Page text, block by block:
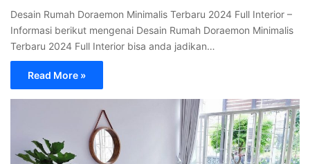
Desain Rumah Doraemon Minimalis Terbaru 2024 Full Interior –
Informasi berikut mengenai Desain Rumah Doraemon Minimalis
Terbaru 2024 Full Interior bisa anda jadikan…
Read More »